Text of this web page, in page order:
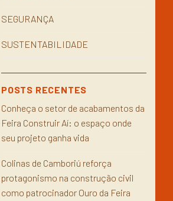
SEGURANÇA
SUSTENTABILIDADE
POSTS RECENTES
Conheça o setor de acabamentos da
Feira Construir Aí: o espaço onde
seu projeto ganha vida
Colinas de Camboriú reforça
protagonismo na construção civil
como patrocinador Ouro da Feira